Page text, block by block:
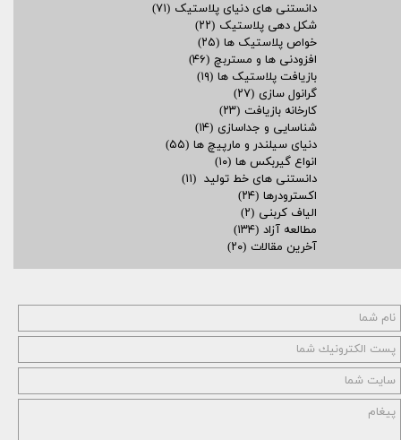
دانستنی های دنیای پلاستیک (۷۱)
شکل دهی پلاستیک (۲۲)
خواص پلاستیک ها (۲۵)
افزودنی ها و مستربچ (۴۶)
بازیافت پلاستیک ها (۱۹)
گرانول سازی (۲۷)
کارخانه بازیافت (۲۳)
شناسایی و جداسازی (۱۴)
دنیای سیلندر و مارپیچ ها (۵۵)
انواع گیربکس ها (۱۰)
دانستنی های خط تولید (۱۱)
اکسترودرها (۲۴)
الیاف کربنی (۲)
مطالعه آزاد (۱۳۴)
آخرین مقالات (۲۰)